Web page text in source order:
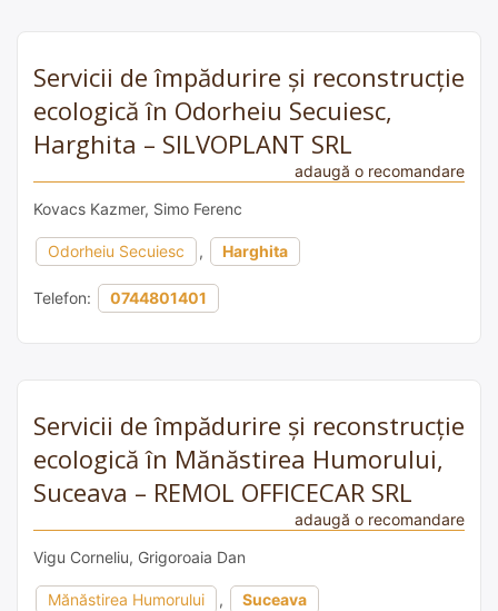
Servicii de împădurire și reconstrucție
ecologică în Odorheiu Secuiesc,
Harghita – SILVOPLANT SRL
adaugă o recomandare
Kovacs Kazmer, Simo Ferenc
Odorheiu Secuiesc , Harghita
Telefon: 0744801401
Servicii de împădurire și reconstrucție
ecologică în Mănăstirea Humorului,
Suceava – REMOL OFFICECAR SRL
adaugă o recomandare
Vigu Corneliu, Grigoroaia Dan
Mănăstirea Humorului , Suceava